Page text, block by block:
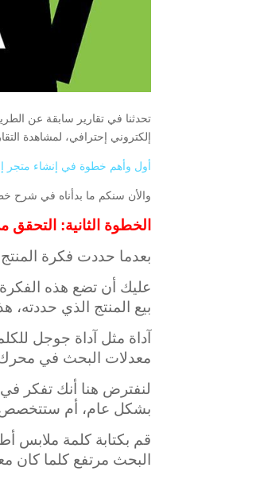
تحدثنا في تقارير سابقة عن
إلكتروني إحترافي، لمشاهدة
أول وأهم خطوة في إنشاء متجر
والأن سنكم ما بدأناه في شرح
الخطوة الثانية: التحقق
بعدما حددت فكرة
عليك أن تضع هذه
بيع المنتج الذي
آداة مثل آداة جوجل
معدلات البحث في
لنفترض هنا أنك تفكر
بشكل عام، أم ستتخصص
قم بكتابة كلمة ملابس
البحث مرتفع كلما كان